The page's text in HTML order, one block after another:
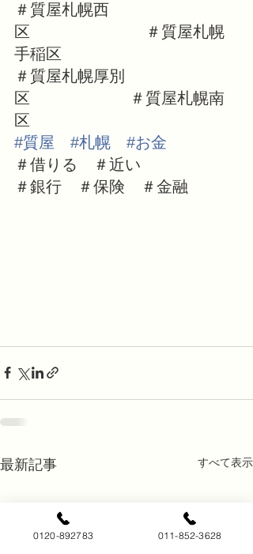
＃質屋札幌西
区　　　　　　　 ＃質屋札幌
手稲区
＃質屋札幌厚別
区　　　　　　 ＃質屋札幌南
区
#質屋
#札幌
#お金
＃借りる　＃近い
＃銀行　＃保険　＃金融
最新記事 すべて表示
0120-892783 011-852-3628